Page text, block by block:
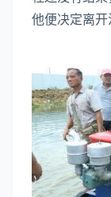
他便决定离开